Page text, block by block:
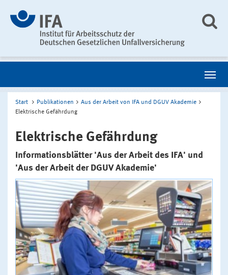
Start Publikationen
Aus der Arbeit von IFA und DGUV Akademie
Elektrische Gefährdung
Elektrische Gefährdung
Informationsblätter 'Aus der Arbeit des IFA' und
'Aus der Arbeit der DGUV Akademie'